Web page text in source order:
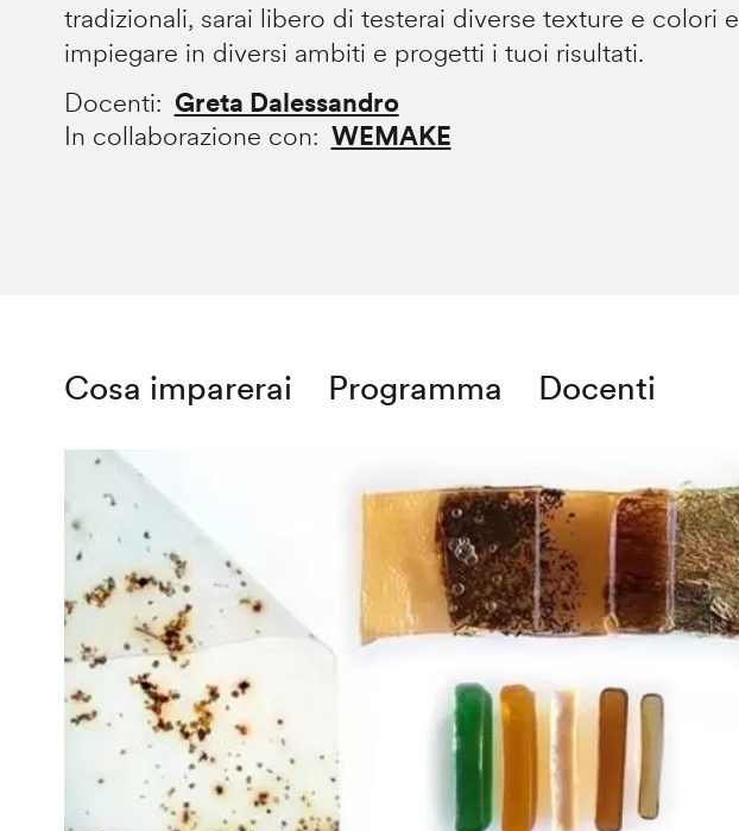
tradizionali, sarai libero di testerai diverse texture e colori e
impiegare in diversi ambiti e progetti i tuoi risultati.
Docenti
Greta Dalessandro
In collaborazione con
WEMAKE
Cosa imparerai Programma Docenti